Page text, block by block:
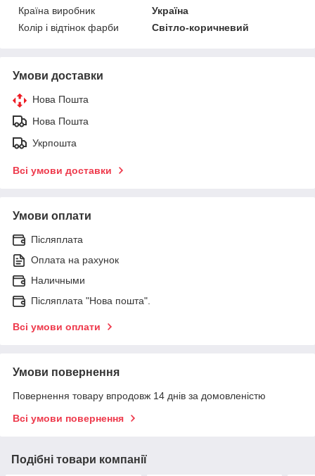
Країна виробник
Україна
Колір і відтінок фарби
Світло-коричневий
Умови доставки
Нова Пошта
Нова Пошта
Укрпошта
Всі умови доставки
Умови оплати
Післяплата
Оплата на рахунок
Наличными
Післяплата "Нова пошта".
Всі умови оплати
Умови повернення
Повернення товару впродовж 14 днів за домовленістю
Всі умови повернення
Подібні товари компанії